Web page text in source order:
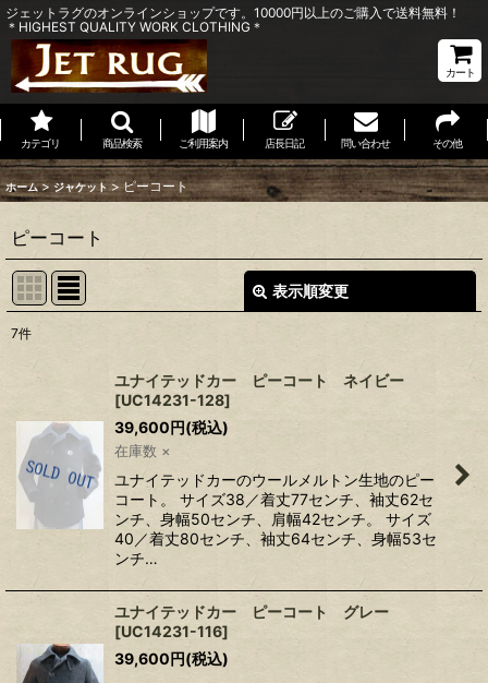
ジェットラグのオンラインショップです。10000円以上のご購入で送料無料！
＊HIGHEST QUALITY WORK CLOTHING＊
カート
カテゴリ 商品検索 ご利用案内 店長日記 問い合わせ その他
ホーム > ジャケット > ピーコート
ピーコート
表示順変更
絞り込む
7件
ユナイテッドカー ピーコート ネイビー
[UC14231-128]
39,600円(税込)
在庫数 ×
ユナイテッドカーのウールメルトン生地のピー
コート。 サイズ38／着丈77センチ、袖丈62セ
ンチ、身幅50センチ、肩幅42センチ。 サイズ
40／着丈80センチ、袖丈64センチ、身幅53セ
ンチ…
ユナイテッドカー ピーコート グレー
[UC14231-116]
39,600円(税込)